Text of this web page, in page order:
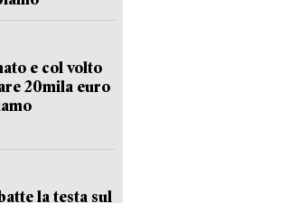
e col volto
20mila euro
la testa sul